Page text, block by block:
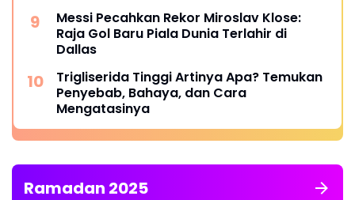
Messi Pecahkan Rekor Miroslav Klose:
Raja Gol Baru Piala Dunia Terlahir di
Dallas
Trigliserida Tinggi Artinya Apa? Temukan
Penyebab, Bahaya, dan Cara
Mengatasinya
Ramadan 2025